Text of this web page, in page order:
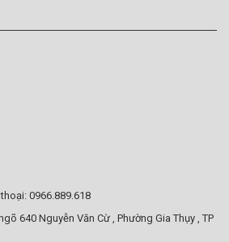
0966.889.618
640 Nguyễn Văn Cừ , Phường Gia Thụy , TP